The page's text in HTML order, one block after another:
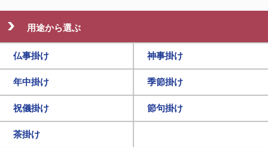
用途から選ぶ
仏事掛け 神事掛け
年中掛け 季節掛け
祝儀掛け 節句掛け
茶掛け